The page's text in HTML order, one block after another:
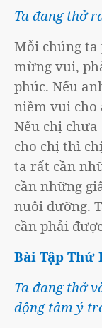
Ta đang thở
Mỗi chúng ta
mừng vui,
phúc. Nếu
niềm vui cho
Nếu chị chưa
cho chị thì
ta rất cần
cần những
nuôi dưỡng.
cần phải
Bài Tập Thứ
Ta đang thở
động tâm ý